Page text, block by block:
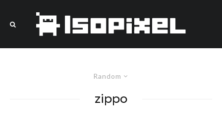
Random
zippo